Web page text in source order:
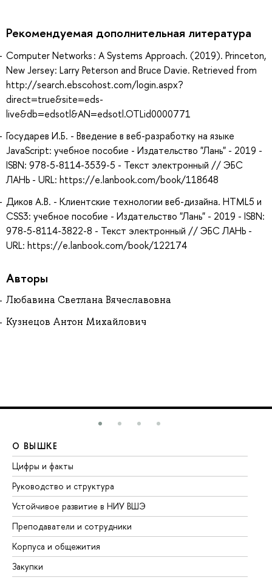
Рекомендуемая дополнительная литература
Computer Networks : A Systems Approach. (2019). Princeton,
New Jersey: Larry Peterson and Bruce Davie. Retrieved from
http://search.ebscohost.com/login.aspx?
direct=true&site=eds-
live&db=edsotl&AN=edsotl.OTLid0000771
Государев И.Б. - Введение в веб-разработку на языке
JavaScript: учебное пособие - Издательство "Лань" - 2019 -
ISBN: 978-5-8114-3539-5 - Текст электронный // ЭБС
ЛАНЬ - URL: https://e.lanbook.com/book/118648
Диков А.В. - Клиентские технологии веб-дизайна. HTML5 и
CSS3: учебное пособие - Издательство "Лань" - 2019 - ISBN:
978-5-8114-3822-8 - Текст электронный // ЭБС ЛАНЬ -
URL: https://e.lanbook.com/book/122174
Авторы
Любавина Светлана Вячеславовна
Кузнецов Антон Михайлович
О ВЫШКЕ
Цифры и факты
Руководство и структура
Устойчивое развитие в НИУ ВШЭ
Преподаватели и сотрудники
Корпуса и общежития
Закупки